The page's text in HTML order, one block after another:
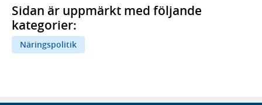
Sidan är uppmärkt med följande
kategorier:
Näringspolitik